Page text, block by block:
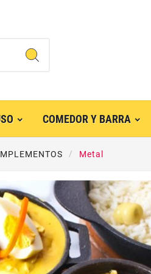
COMEDOR Y BARRA
Metal